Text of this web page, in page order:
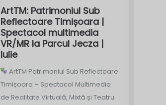
ArtTM: Patrimoniul Sub
Reflectoare Timișoara |
Spectacol multimedia
VR/MR la Parcul Jecza |
Iulie
ArtTM Patrimoniul Sub Reflectoare
Timișoara – Spectacol Multimedia
de Realitate Virtuală, Mixtă și Teatru